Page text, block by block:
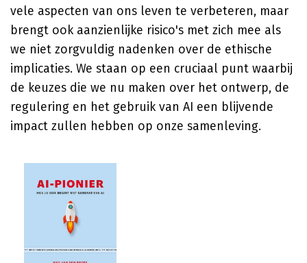
vele aspecten van ons leven te verbeteren, maar
brengt ook aanzienlijke risico's met zich mee als
we niet zorgvuldig nadenken over de ethische
implicaties. We staan op een cruciaal punt waarbij
de keuzes die we nu maken over het ontwerp, de
regulering en het gebruik van AI een blijvende
impact zullen hebben op onze samenleving.